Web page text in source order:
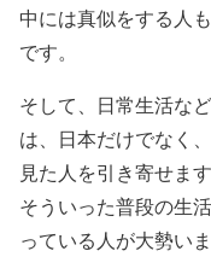
中には真似をする人
です。
そして、日常生活な
は、日本だけでなく
見た人を引き寄せます
そういった普段の生
っている人が大勢いま